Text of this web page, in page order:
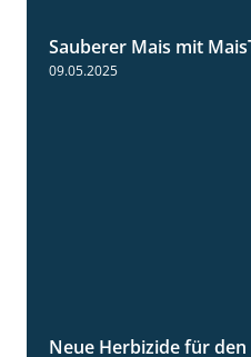
Sauberer Mais mit
09.05.2025